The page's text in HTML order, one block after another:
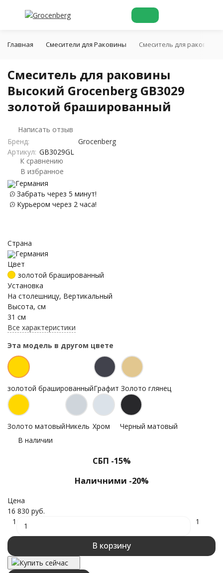
Главная Смесители для Раковины Смеситель для
Смеситель для раковины
Высокий Grocenberg GB3029
золотой брашированный
Написать отзыв
Бренд:
Grocenberg
Артикул: GB3029GL
К сравнению
В избранное
Германия
Забрать через 5 минут!
Курьером через 2 часа!
Страна
Германия
Цвет
золотой брашированный
Установка
На столешницу, Вертикальный
Высота, см
31 см
Все характеристики
Эта модель в другом цвете
золотой брашированныйГрафит Золото глянец
Золото матовыйНикель Хром
Черный матовый
В наличии
СБП -15%
Наличними -20%
Цена
16 830 руб.
1
1
В корзину
Купить сейчас